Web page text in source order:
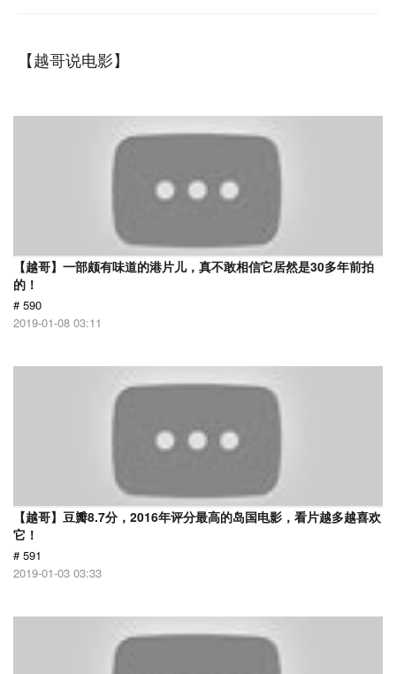
【越哥说电影】
【越哥】一部颇有味道的港片儿，真不敢相信它居然是30多年前拍
的！
# 590
2019-01-08 03:11
【越哥】豆瓣8.7分，2016年评分最高的岛国电影，看片越多越喜欢
它！
# 591
2019-01-03 03:33